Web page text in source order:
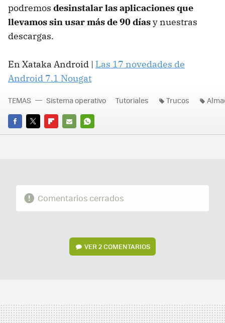
podremos desinstalar las aplicaciones que
llevamos sin usar más de 90 díasy nuestras
descargas.
En Xataka Android | Las 17 novedades de
Android 7.1 Nougat
FACEBOOK
TWITTERFLIPBOARD
E-
WHATSAPP
TEMAS Sistema operativo Tutoriales Trucos
Comentarios cerrados
VER2 COMENTARIOS